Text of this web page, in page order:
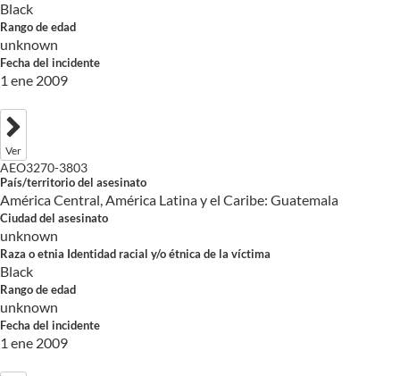
Black
Rango de edad
unknown
Fecha del incidente
1 ene 2009
Ver
AEO3270-3803
País/territorio del asesinato
América Central, América Latina y el Caribe: Guatemala
Ciudad del asesinato
unknown
Raza o etnia Identidad racial y/o étnica de la víctima
Black
Rango de edad
unknown
Fecha del incidente
1 ene 2009